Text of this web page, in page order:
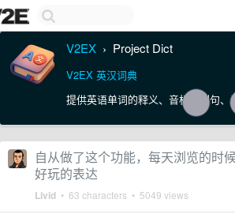
V2EX › Project Dict
V2EX 英汉词典
提供英语单词的释义、音标、例句
自从做了这个功能，每天浏览的时
好玩的表达
Livid • 63 characters • 5049 views